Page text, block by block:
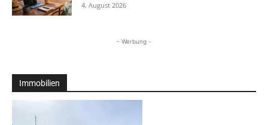
4. August 2026
- Werbung -
Immobilien